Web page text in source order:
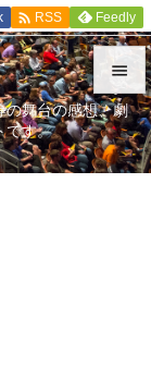


メニュ

 RSS Feedly
の舞台の感想、劇
です。